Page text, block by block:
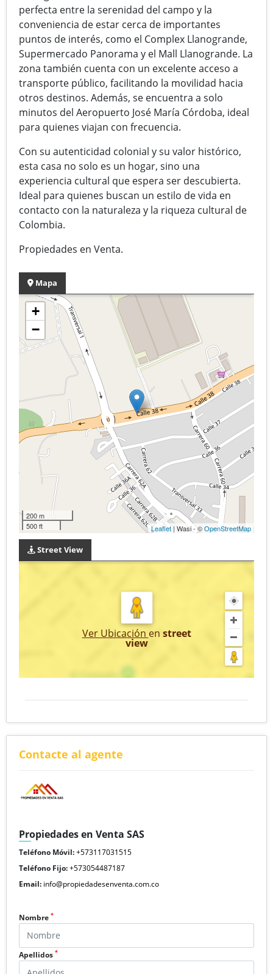
perfecta entre la serenidad del campo y la
conveniencia de estar cerca de importantes
puntos de interés, como el Complex Llanogrande,
Supermercado Panorama y el Mall Llanogrande. La
zona también cuenta con un excelente acceso a
transporte público, facilitando la movilidad hacia
otros destinos. Además, se encuentra a solo
minutos del Aeropuerto José María Córdoba, ideal
para quienes viajan con frecuencia.
Con su autenticidad colonial y su valor histórico,
esta casa no solo es un hogar, sino una
experiencia cultural que espera ser descubierta.
Ideal para quienes buscan un estilo de vida en
contacto con la naturaleza y la riqueza cultural de
Colombia.
Propiedades en Venta.
Mapa
+
−
200 m
500 ft
Leaflet | Wasi - ©OpenStreetMap
Street View
Ver Ubicación en street
view
Contacte al agente
Propiedades en Venta SAS
Teléfono Móvil:+573117031515
Teléfono Fijo:+573054487187
Email: info@propiedadesenventa.com.co
Nombre *
Apellidos *